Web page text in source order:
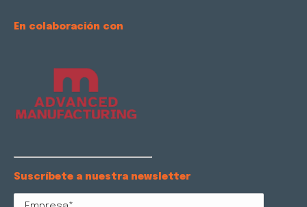
En colaboración con
Suscríbete a nuestra newsletter